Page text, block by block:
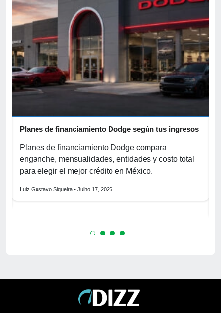
Planes de financiamiento Dodge según tus ingresos
Planes de financiamiento Dodge compara
enganche, mensualidades, entidades y costo total
para elegir el mejor crédito en México.
Luiz Gustavo Siqueira • Julho 17, 2026